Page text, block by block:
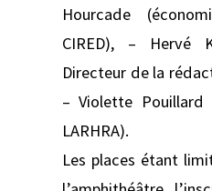
Hourcade
CIRED), – Hervé
Directeur de la
– Violette Pouillard
LARHRA).
Les places étant